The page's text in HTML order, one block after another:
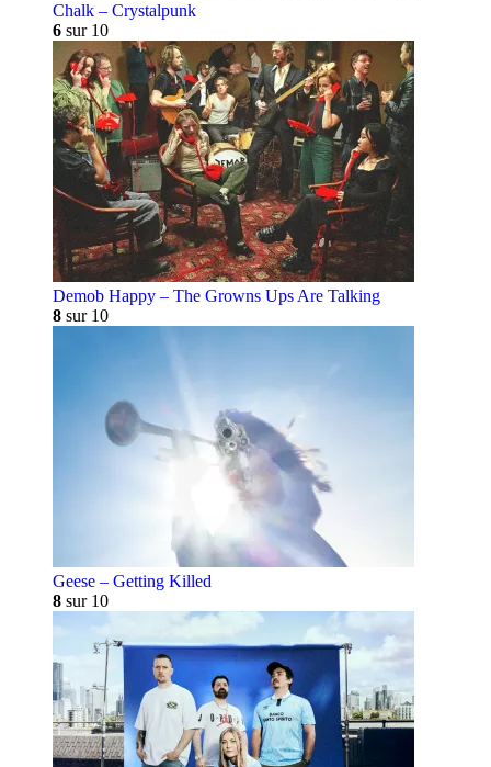
Chalk – Crystalpunk
6 sur 10
Demob Happy – The Growns Ups Are Talking
8 sur 10
Geese – Getting Killed
8 sur 10